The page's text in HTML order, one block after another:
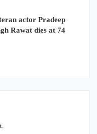
actor Pradeep
Rawat dies at 74